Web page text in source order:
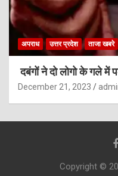
अपराध उत्तर प्रदेश ताजा खबरे
दबंगों ने दो लोगो के गले में
December 21, 2023
Copyright ©